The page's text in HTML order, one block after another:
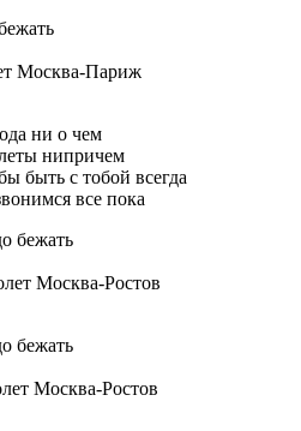
Москва-Париж
ни о чем
нипричем
быть с тобой всегда
все пока
бежать
Москва-Ростов
бежать
Москва-Ростов